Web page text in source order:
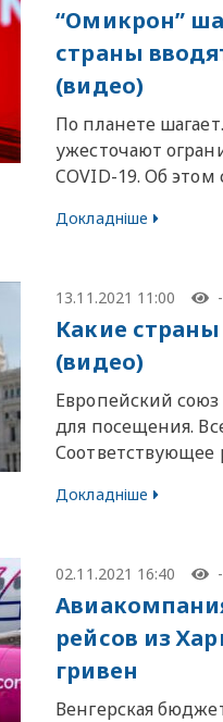
“Омикрон”
страны
(видео)
По планете
ужесточают
COVID-19. Об этом
Докладніше
13.11.2021 11:00 -
Какие
(видео)
Европейский союз
для посещения.
Соответствующее
Докладніше
02.11.2021 16:40 -
рейсов из
гривен
Венгерская